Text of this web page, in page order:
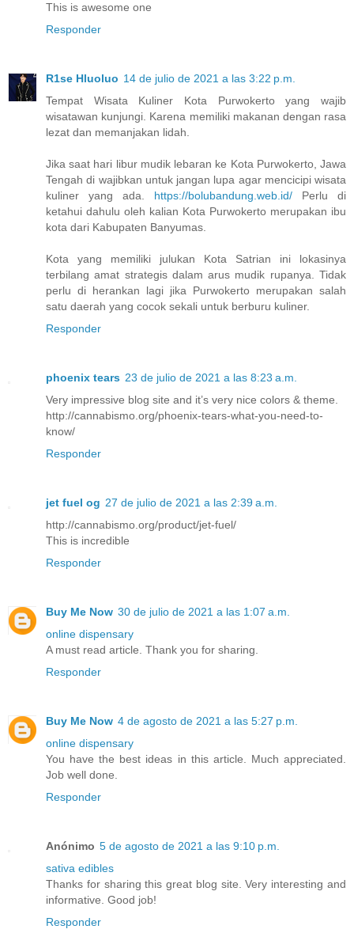
This is awesome one
Responder
R1se Hluoluo 14 de julio de 2021 a las 3:22 p.m.
Tempat Wisata Kuliner Kota Purwokerto yang wajib
wisatawan kunjungi. Karena memiliki makanan dengan rasa
lezat dan memanjakan lidah.
Jika saat hari libur mudik lebaran ke Kota Purwokerto, Jawa
Tengah di wajibkan untuk jangan lupa agar mencicipi wisata
kuliner yang ada. https://bolubandung.web.id/ Perlu di
ketahui dahulu oleh kalian Kota Purwokerto merupakan ibu
kota dari Kabupaten Banyumas.
Kota yang memiliki julukan Kota Satrian ini lokasinya
terbilang amat strategis dalam arus mudik rupanya. Tidak
perlu di herankan lagi jika Purwokerto merupakan salah
satu daerah yang cocok sekali untuk berburu kuliner.
Responder
phoenix tears 23 de julio de 2021 a las 8:23 a.m.
Very impressive blog site and it’s very nice colors & theme.
http://cannabismo.org/phoenix-tears-what-you-need-to-
know/
Responder
jet fuel og 27 de julio de 2021 a las 2:39 a.m.
http://cannabismo.org/product/jet-fuel/
This is incredible
Responder
Buy Me Now 30 de julio de 2021 a las 1:07 a.m.
online dispensary
A must read article. Thank you for sharing.
Responder
Buy Me Now 4 de agosto de 2021 a las 5:27 p.m.
online dispensary
You have the best ideas in this article. Much appreciated.
Job well done.
Responder
Anónimo 5 de agosto de 2021 a las 9:10 p.m.
sativa edibles
Thanks for sharing this great blog site. Very interesting and
informative. Good job!
Responder